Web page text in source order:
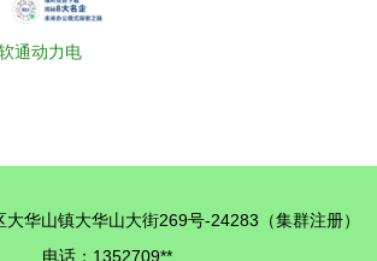
通动力电
标杆
华山镇大华山大街269号-24283（集群注册）
电话：1352709**